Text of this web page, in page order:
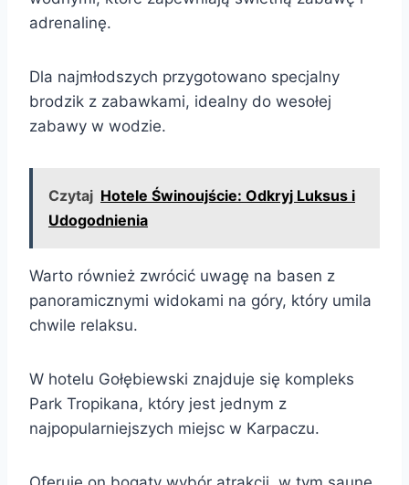
adrenalinę.
Dla najmłodszych przygotowano specjalny
brodzik z zabawkami, idealny do wesołej
zabawy w wodzie.
Czytaj Hotele Świnoujście: Odkryj Luksus i
Udogodnienia
Warto również zwrócić uwagę na basen z
panoramicznymi widokami na góry, który umila
chwile relaksu.
W hotelu Gołębiewski znajduje się kompleks
Park Tropikana, który jest jednym z
najpopularniejszych miejsc w Karpaczu.